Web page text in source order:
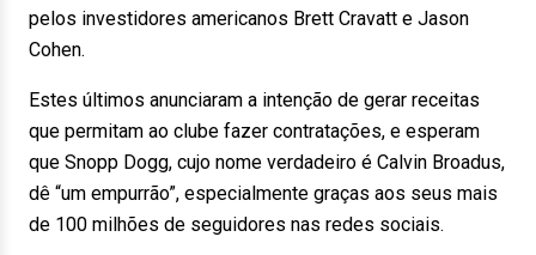
pelos investidores americanos Brett Cravatt e Jason
Cohen.
Estes últimos anunciaram a intenção de gerar receitas
que permitam ao clube fazer contratações, e esperam
que Snopp Dogg, cujo nome verdadeiro é Calvin Broadus,
dê “um empurrão”, especialmente graças aos seus mais
de 100 milhões de seguidores nas redes sociais.